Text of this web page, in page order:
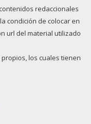
redaccionales
condición de colocar en
url del material utilizado
los cuales tienen